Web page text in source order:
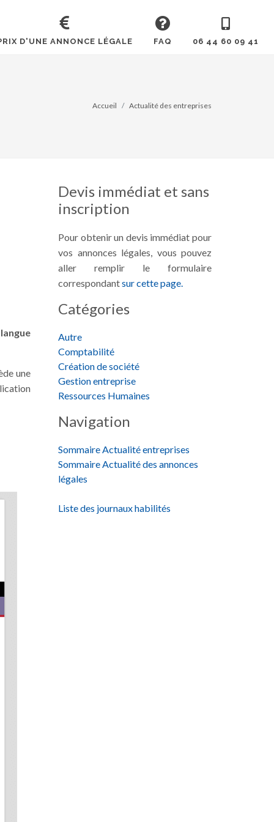
D'UNE ANNONCE LÉGALE FAQ 06 44 60 09 41
Accueil Actualité des entreprises
une
Devis immédiat et sans
inscription
Pour obtenir un devis immédiat pour
vos annonces légales, vous pouvez
aller remplir le formulaire
correspondantsur cette page.
Catégories
Autre
Comptabilité
Création de société
Gestion entreprise
Ressources Humaines
Navigation
Sommaire Actualité entreprises
Sommaire Actualité des annonces
légales
Liste des journaux habilités